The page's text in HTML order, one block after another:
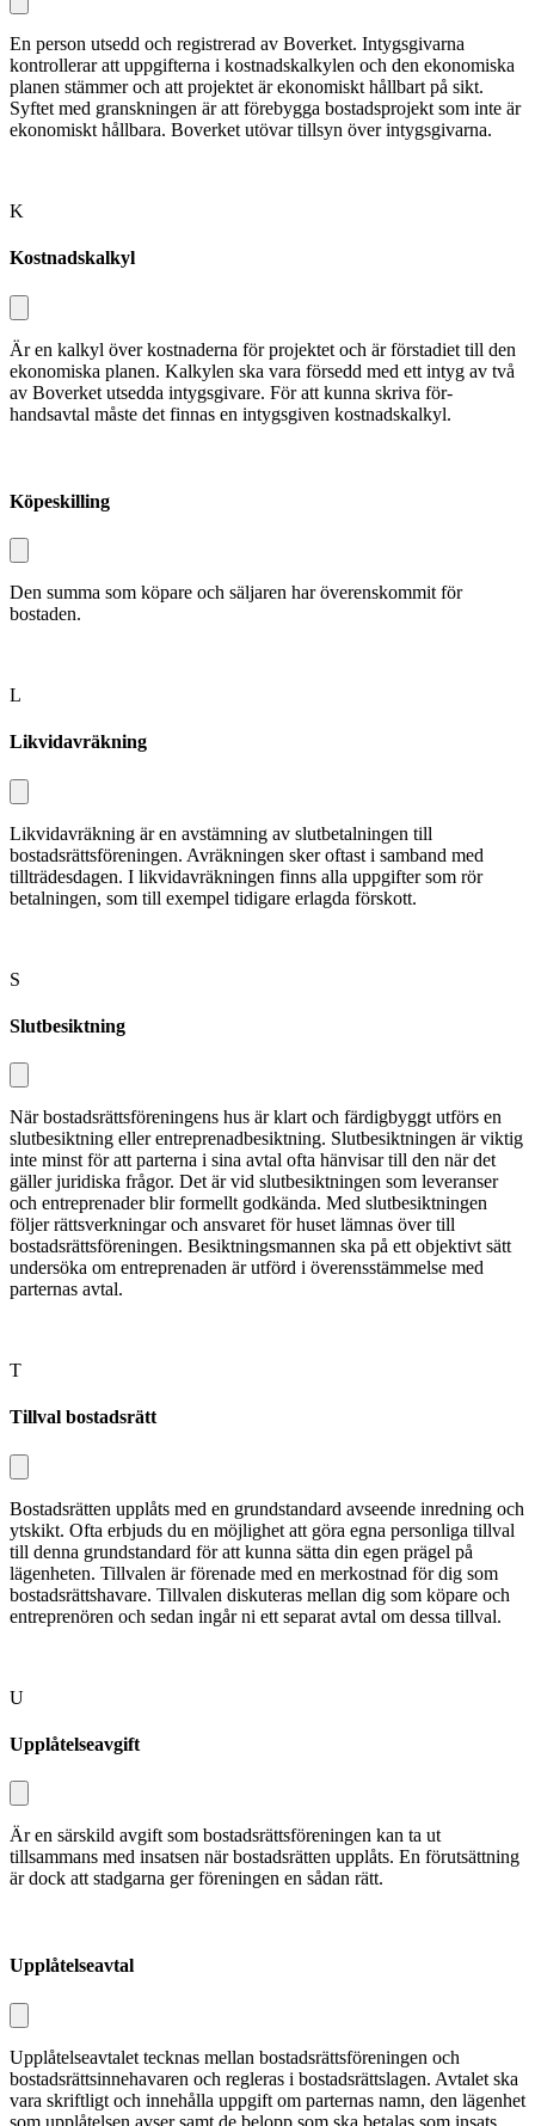
En person utsedd och registrerad av Boverket. Intygsgivarna
kontrollerar att uppgifterna i kostnadskalkylen och den ekonomiska
planen stämmer och att projektet är ekonomiskt hållbart på sikt.
Syftet med granskningen är att förebygga bostadsprojekt som inte är
eko­nomiskt hållbara. Boverket utövar till­syn över intygsgivarna.
K
Kostnadskalkyl
Är en kalkyl över kostnaderna för pro­jektet och är förstadiet till den
ekono­miska planen. Kalkylen ska vara försedd med ett intyg av två
av Boverket utsedda intygsgivare. För att kunna skriva för­
handsavtal måste det finnas en intygsgiven kostnadskalkyl.
Köpeskilling
Den summa som köpare och säljaren har överenskommit för
bostaden.
L
Likvidavräkning
Likvidavräkning är en avstämning av slutbetalningen till
bostadsrättsföreningen. Avräkningen sker oftast i sam­band med
tillträdesdagen. I likvidavräkningen finns alla uppgifter som rör
betalningen, som till exempel tidigare erlagda förskott.
S
Slutbesiktning
När bostadsrättsföreningens hus är klart och färdigbyggt utförs en
slutbesiktning eller entreprenadbesiktning. Slutbesiktningen är viktig
inte minst för att parterna i sina avtal ofta hänvisar till den när det
gäller juridiska frågor. Det är vid slutbesiktningen som leveranser
och entreprenader blir formellt godkända. Med slutbesiktningen
följer rättsverk­ningar och ansvaret för huset lämnas över till
bostadsrättsföreningen. Besikt­ningsmannen ska på ett objektivt sätt
undersöka om entreprenaden är utförd i överensstämmelse med
parternas avtal.
T
Tillval bostadsrätt
Bostadsrätten upplåts med en grund­standard avseende inredning och
yt­skikt. Ofta erbjuds du en möjlighet att göra egna personliga tillval
till denna grundstandard för att kunna sätta din egen prägel på
lägenheten. Tillvalen är förenade med en merkostnad för dig som
bostadsrättshavare. Tillvalen disku­teras mellan dig som köpare och
entre­prenören och sedan ingår ni ett separat avtal om dessa tillval.
U
Upplåtelseavgift
Är en särskild avgift som bostadsrätts­föreningen kan ta ut
tillsammans med insatsen när bostadsrätten upplåts. En förutsättning
är dock att stadgarna ger föreningen en sådan rätt.
Upplåtelseavtal
Upplåtelseavtalet tecknas mellan bostadsrättsföreningen och
bostads­rättsinnehavaren och regleras i bostadsrätts­lagen. Avtalet ska
vara skriftligt och innehålla uppgift om parternas namn, den lägenhet
som upplåtelsen avser samt de belopp som ska betalas som in­sats